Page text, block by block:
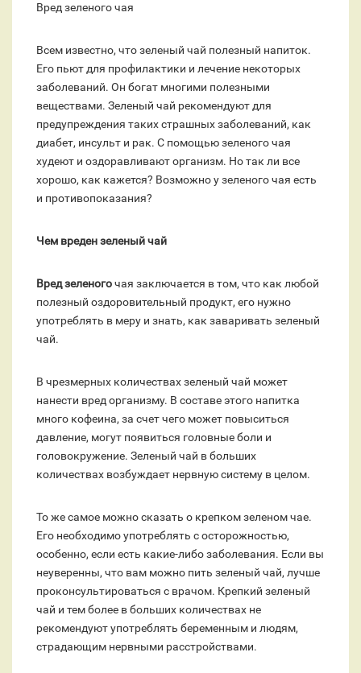
Вред зеленого чая
Всем известно, что зеленый чай полезный напиток.
Его пьют для профилактики и лечение некоторых
заболеваний. Он богат многими полезными
веществами. Зеленый чай рекомендуют для
предупреждения таких страшных заболеваний, как
диабет, инсульт и рак. С помощью зеленого чая
худеют и оздоравливают организм. Но так ли все
хорошо, как кажется? Возможно у зеленого чая есть
и противопоказания?
Чем вреден зеленый чай
Вред зеленогочая заключается в том, что как любой
полезный оздоровительный продукт, его нужно
употреблять в меру и знать, как заваривать зеленый
чай.
В чрезмерных количествах зеленый чай может
нанести вред организму. В составе этого напитка
много кофеина, за счет чего может повыситься
давление, могут появиться головные боли и
головокружение. Зеленый чай в больших
количествах возбуждает нервную систему в целом.
То же самое можно сказать о крепком зеленом чае.
Его необходимо употреблять с осторожностью,
особенно, если есть какие-либо заболевания. Если вы
неуверенны, что вам можно пить зеленый чай, лучше
проконсультироваться с врачом. Крепкий зеленый
чай и тем более в больших количествах не
рекомендуют употреблять беременным и людям,
страдающим нервными расстройствами.